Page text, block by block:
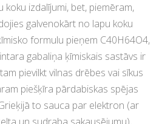
koku izdalījumi, bet, piemēram,
galvenokārt no lapu koku
formulu pieņem C40H64O4,
gabaliņa ķīmiskais sastāvs ir
pievilkt vilnas drēbes vai sīkus
piešķīra pārdabiskas spējas
to sauca par elektron (ar